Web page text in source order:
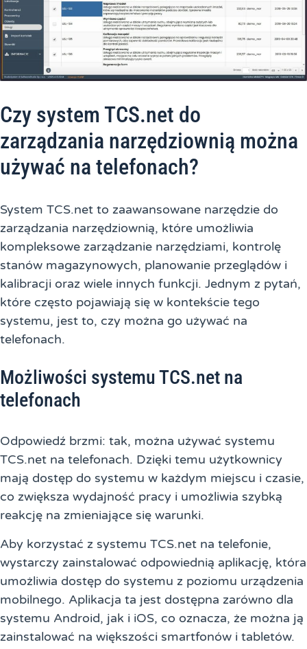
Czy system TCS.net do
zarządzania narzędziownią można
używać na telefonach?
System TCS.net to zaawansowane narzędzie do
zarządzania narzędziownią, które umożliwia
kompleksowe zarządzanie narzędziami, kontrolę
stanów magazynowych, planowanie przeglądów i
kalibracji oraz wiele innych funkcji. Jednym z pytań,
które często pojawiają się w kontekście tego
systemu, jest to, czy można go używać na
telefonach.
Możliwości systemu TCS.net na
telefonach
Odpowiedź brzmi: tak, można używać systemu
TCS.net na telefonach. Dzięki temu użytkownicy
mają dostęp do systemu w każdym miejscu i czasie,
co zwiększa wydajność pracy i umożliwia szybką
reakcję na zmieniające się warunki.
Aby korzystać z systemu TCS.net na telefonie,
wystarczy zainstalować odpowiednią aplikację, która
umożliwia dostęp do systemu z poziomu urządzenia
mobilnego. Aplikacja ta jest dostępna zarówno dla
systemu Android, jak i iOS, co oznacza, że można ją
zainstalować na większości smartfonów i tabletów.